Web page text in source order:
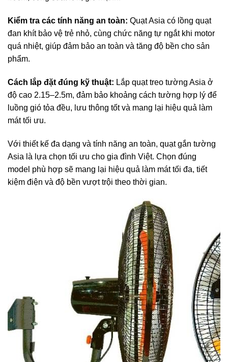
Kiểm tra các tính năng an toàn: Quạt Asia có lồng quạt
đan khít bảo vệ trẻ nhỏ, cùng chức năng tự ngắt khi motor
quá nhiệt, giúp đảm bảo an toàn và tăng độ bền cho sản
phẩm.
Cách lắp đặt đúng kỹ thuật: Lắp quạt treo tường Asia ở
độ cao 2.15–2.5m, đảm bảo khoảng cách tường hợp lý để
luồng gió tỏa đều, lưu thông tốt và mang lại hiệu quả làm
mát tối ưu.
Với thiết kế đa dạng và tính năng an toàn, quạt gắn tường
Asia là lựa chọn tối ưu cho gia đình Việt. Chọn đúng
model phù hợp sẽ mang lại hiệu quả làm mát tối đa, tiết
kiệm điện và độ bền vượt trội theo thời gian.